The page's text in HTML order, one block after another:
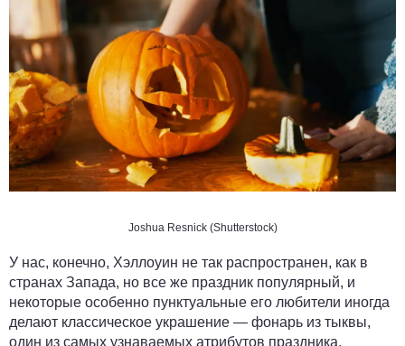
Joshua Resnick (Shutterstock)
У нас, конечно, Хэллоуин не так распространен, как в
странах Запада, но все же праздник популярный, и
некоторые особенно пунктуальные его любители иногда
делают классическое украшение — фонарь из тыквы,
один из самых узнаваемых атрибутов праздника.